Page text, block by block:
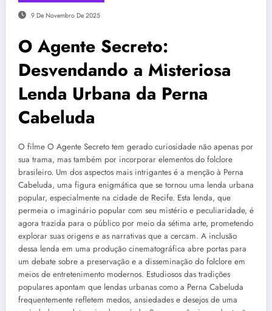
9 De Novembro De 2025
O Agente Secreto:
Desvendando a Misteriosa
Lenda Urbana da Perna
Cabeluda
O filme O Agente Secreto tem gerado curiosidade não apenas por
sua trama, mas também por incorporar elementos do folclore
brasileiro. Um dos aspectos mais intrigantes é a menção à Perna
Cabeluda, uma figura enigmática que se tornou uma lenda urbana
popular, especialmente na cidade de Recife. Esta lenda, que
permeia o imaginário popular com seu mistério e peculiaridade, é
agora trazida para o público por meio da sétima arte, prometendo
explorar suas origens e as narrativas que a cercam. A inclusão
dessa lenda em uma produção cinematográfica abre portas para
um debate sobre a preservação e a disseminação do folclore em
meios de entretenimento modernos. Estudiosos das tradições
populares apontam que lendas urbanas como a Perna Cabeluda
frequentemente refletem medos, ansiedades e desejos de uma